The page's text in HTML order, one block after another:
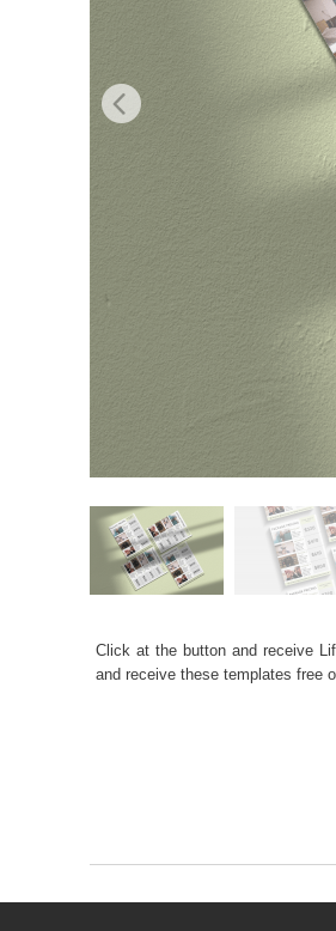
Click at the button and receive
and receive these templates free